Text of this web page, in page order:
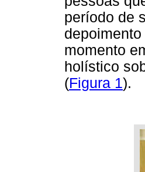
período de
momento
holístico
(Figura 1).